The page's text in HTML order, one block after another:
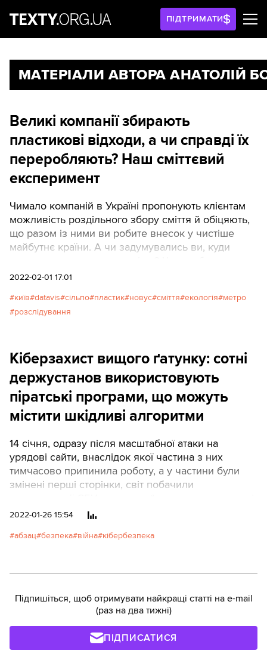
ПІДТРИМАТИ
МАТЕРІАЛИ АВТОРА АНАТОЛІЙ
Великі компанії збирають
пластикові відходи, а чи справді їх
переробляють? Наш сміттєвий
експеримент
Чимало компаній в Україні пропонують клієнтам
можливість роздільного збору сміття й обіцяють,
що разом із ними ви робите внесок у чистіше
майбутнє країни. А чи задумувались ви, куди
нас?
2022-02-01 17:01
київ datavis сільпо пластик новус сміття екологія метро
розслідування
Кіберзахист вищого ґатунку: сотні
держустанов використовують
піратські програми, що можуть
містити шкідливі алгоритми
14 січня, одразу після масштабної атаки на
урядові сайти, внаслідок якої частина з них
тимчасово припинила роботу, а у частини були
змінені перші сторінки, світ побачили
до кібератак”. Рекомендації були опубліковані на
одразу спостережливі читачі знайшли ознаки
2022-01-26 15:54
абзац безпека війна кібербезпека
Підпишіться, щоб отримувати найкращі статті на e-mail
(раз на два тижні)
ПІДПИСАТИСЯ